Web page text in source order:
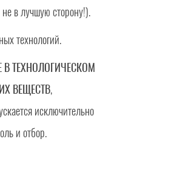
в лучшую сторону!).
технологий.
ТЕХНОЛОГИЧЕСКОМ
ВЕЩЕСТВ,
исключительно
и отбор.